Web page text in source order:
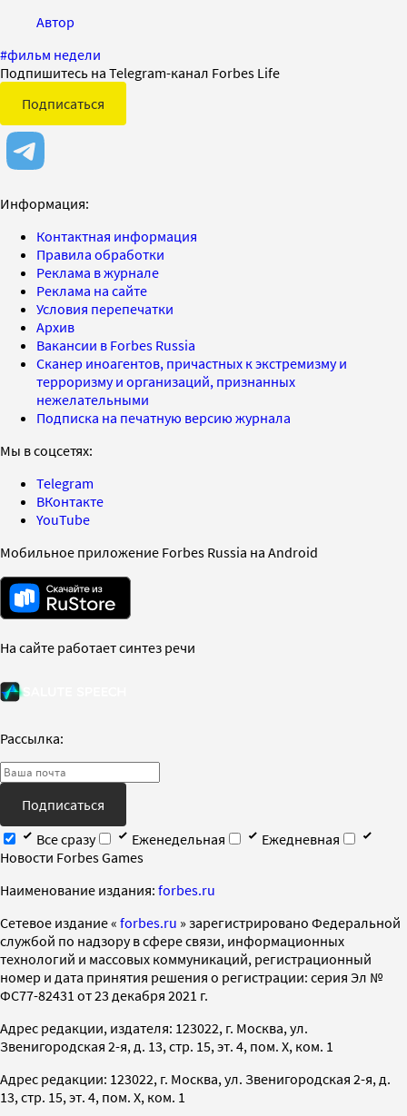
Автор
#фильм недели
Подпишитесь на Telegram-канал Forbes Life
Подписаться
Информация:
Контактная информация
Правила обработки
Реклама в журнале
Реклама на сайте
Условия перепечатки
Архив
Вакансии в Forbes Russia
Сканер иноагентов, причастных к экстремизму и
терроризму и организаций, признанных
нежелательными
Подписка на печатную версию журнала
Мы в соцсетях:
Telegram
ВКонтакте
YouTube
Мобильное приложение Forbes Russia на Android
На сайте работает синтез речи
Рассылка:
Подписаться
Все сразу
Еженедельная
Ежедневная
Новости Forbes Games
Наименование издания: forbes.ru
Cетевое издание « forbes.ru » зарегистрировано Федеральной
службой по надзору в сфере связи, информационных
технологий и массовых коммуникаций, регистрационный
номер и дата принятия решения о регистрации: серия Эл №
ФС77-82431 от 23 декабря 2021 г.
Адрес редакции, издателя: 123022, г. Москва, ул.
Звенигородская 2-я, д. 13, стр. 15, эт. 4, пом. X, ком. 1
Адрес редакции: 123022, г. Москва, ул. Звенигородская 2-я, д.
13, стр. 15, эт. 4, пом. X, ком. 1